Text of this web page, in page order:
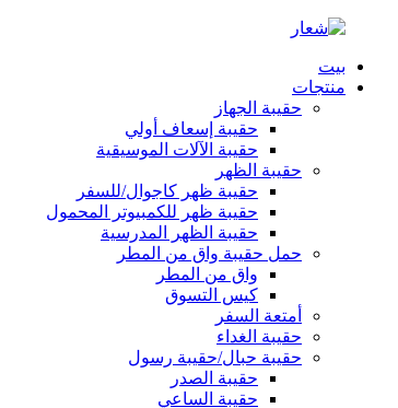
بيت
منتجات
حقيبة الجهاز
حقيبة إسعاف أولي
حقيبة الآلات الموسيقية
حقيبة الظهر
حقيبة ظهر كاجوال/للسفر
حقيبة ظهر للكمبيوتر المحمول
حقيبة الظهر المدرسية
حمل حقيبة واق من المطر
واق من المطر
كيس التسوق
أمتعة السفر
حقيبة الغداء
حقيبة حبال/حقيبة رسول
حقيبة الصدر
حقيبة الساعي